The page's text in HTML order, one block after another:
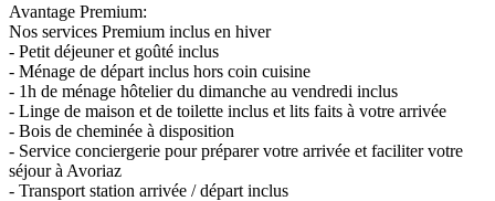
Avantage Premium:
Nos services Premium inclus en hiver
- Petit déjeuner et goûté inclus
- Ménage de départ inclus hors coin cuisine
- 1h de ménage hôtelier du dimanche au vendredi inclus
- Linge de maison et de toilette inclus et lits faits à votre arrivée
- Bois de cheminée à disposition
- Service conciergerie pour préparer votre arrivée et faciliter votre
séjour à Avoriaz
- Transport station arrivée / départ inclus